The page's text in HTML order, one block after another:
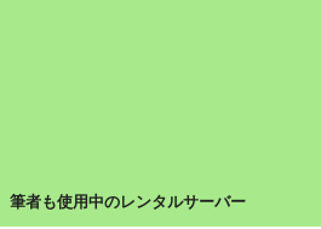
筆者も使用中のレンタルサーバー